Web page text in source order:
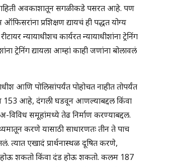
अवकाशातून सगळीकडे पसरत आहे. पण
ऑफिसरांना प्रशिक्षण द्यायचं ही पद्धत योग्य
न्यायाधीशच कार्यरत न्यायाधीशांना ट्रेनिंग
ट्रेनिंग द्यायला आम्हां काही जणांना बोलावलं
आणि पोलिसांपर्यंत पोहोचत नाहीत तोपर्यंत
आहे, दंगली घडवून आणल्याबद्दल किंवा
विविध समूहांमध्ये तेढ निर्माण करण्याबद्दल.
करणे यासाठी साधारणतः तीन ते पाच
त्यात एखादं प्रार्थनास्थळ दूषित करणे,
होऊ शकतो किंवा दंड होऊ शकतो. कलम 187